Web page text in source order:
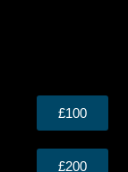
£100
£200